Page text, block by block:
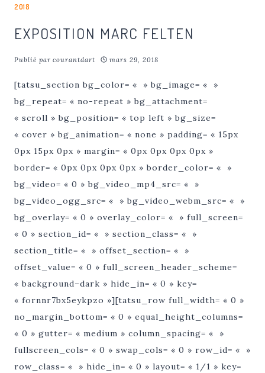
2018
EXPOSITION MARC FELTEN
Publié par courantdart mars 29, 2018
[tatsu_section bg_color= « » bg_image= « »
bg_repeat= « no-repeat » bg_attachment=
« scroll » bg_position= « top left » bg_size=
« cover » bg_animation= « none » padding= « 15px
0px 15px 0px » margin= « 0px 0px 0px 0px »
border= « 0px 0px 0px 0px » border_color= « »
bg_video= « 0 » bg_video_mp4_src= « »
bg_video_ogg_src= « » bg_video_webm_src= « »
bg_overlay= « 0 » overlay_color= « » full_screen=
« 0 » section_id= « » section_class= « »
section_title= « » offset_section= « »
offset_value= « 0 » full_screen_header_scheme=
« background–dark » hide_in= « 0 » key=
« fornnr7bx5eykpzo »][tatsu_row full_width= « 0 »
no_margin_bottom= « 0 » equal_height_columns=
« 0 » gutter= « medium » column_spacing= « »
fullscreen_cols= « 0 » swap_cols= « 0 » row_id= « »
row_class= « » hide_in= « 0 » layout= « 1/1 » key=